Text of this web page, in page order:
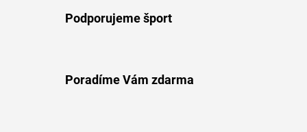
Podporujeme šport
Poradíme Vám zdarma